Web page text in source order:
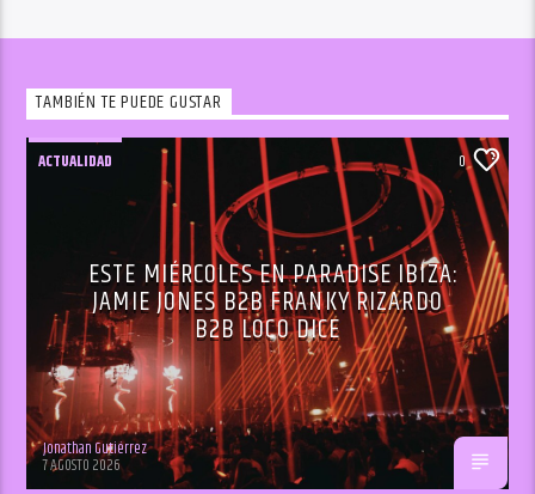
TAMBIÉN TE PUEDE GUSTAR
ACTUALIDAD 0
ESTE MIÉRCOLES EN PARADISE IBIZA:
JAMIE JONES B2B FRANKY RIZARDO
B2B LOCO DICE
Jonathan Gutiérrez
7 AGOSTO 2026